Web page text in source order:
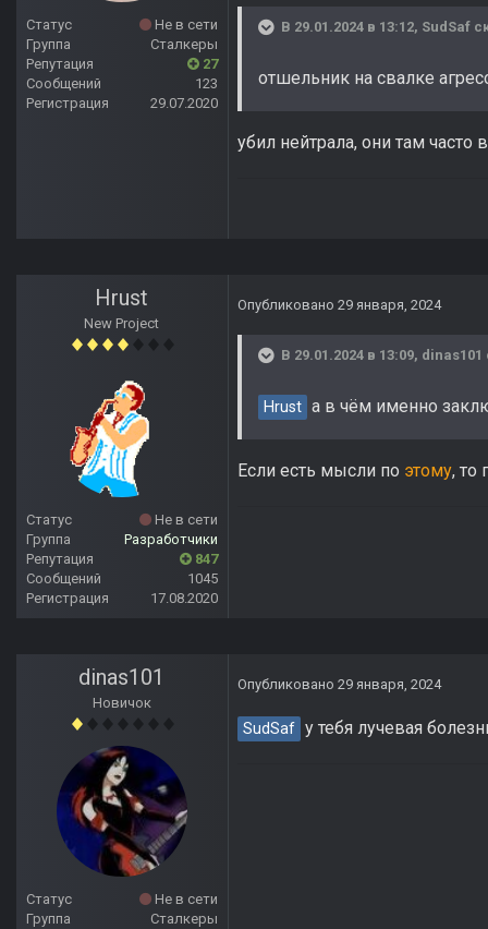
Статус
Не в сети
Группа
Сталкеры
Репутация
27
Сообщений
123
Регистрация
29.07.2020
В 29.01.2024 в 13:12, SudSaf
отшельник на свалке
убил нейтрала, они там часто
Hrust
New Project
Статус
Не в сети
Группа
Разработчики
Репутация
847
Сообщений
1045
Регистрация
17.08.2020
Опубликовано 29 января, 2024
В 29.01.2024 в 13:09, dinas101
Hrust а в чём именно
Если есть мысли по этому, то
dinas101
Новичок
Статус
Не в сети
Группа
Сталкеры
Опубликовано 29 января, 2024
SudSaf у тебя лучевая